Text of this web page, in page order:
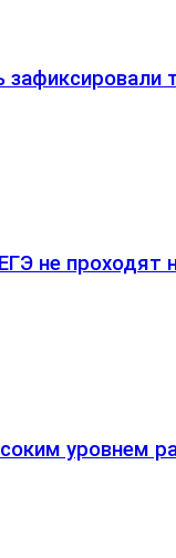
не проходят
уровнем